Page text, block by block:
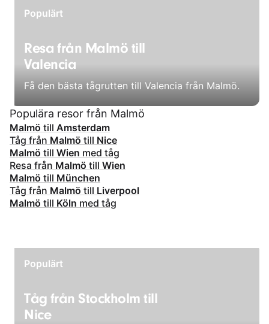
Populärt
Resa från Malmö till
Valencia
Få den bästa tågrutten till Valencia från Malmö.
Populära resor från Malmö
Malmö till Amsterdam
Tåg från Malmö till Nice
Malmö till Wien med tåg
Resa från Malmö till Wien
Malmö till München
Tåg från Malmö till Liverpool
Malmö till Köln med tåg
Populärt
Tåg från Stockholm till
Nice